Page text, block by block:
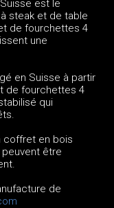
est le
steak et de table
de fourchettes 4
une
en Suisse à partir
de fourchettes 4
qui
coffret en bois
être
de